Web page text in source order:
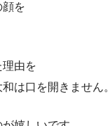
顔を
由を
は口を開きません。